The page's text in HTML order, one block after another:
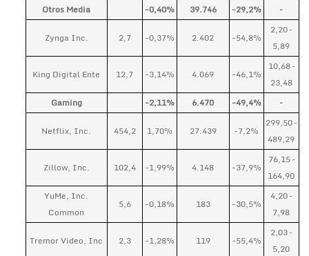
Otros Media
-0,40% 39.746 -29,2% –
Zynga Inc. 2,7 -0,37% 2.402 -54,8%
2,20 –
5,89
King Digital Ente 12,7 -3,14% 4.069 -46,1%
10,68 –
23,48
Gaming
-2,11% 6.470 -49,4% –
Netflix, Inc. 454,2 1,70% 27.439 -7,2%
299,50 –
489,29
Zillow, Inc. 102,4 -1,99% 4.148 -37,9%
76,15 –
164,90
YuMe, Inc.
Common
5,6 -0,18% 183 -30,5%
4,20 –
7,98
Tremor Video, Inc 2,3 -1,28% 119 -55,4%
2,03 –
5,20